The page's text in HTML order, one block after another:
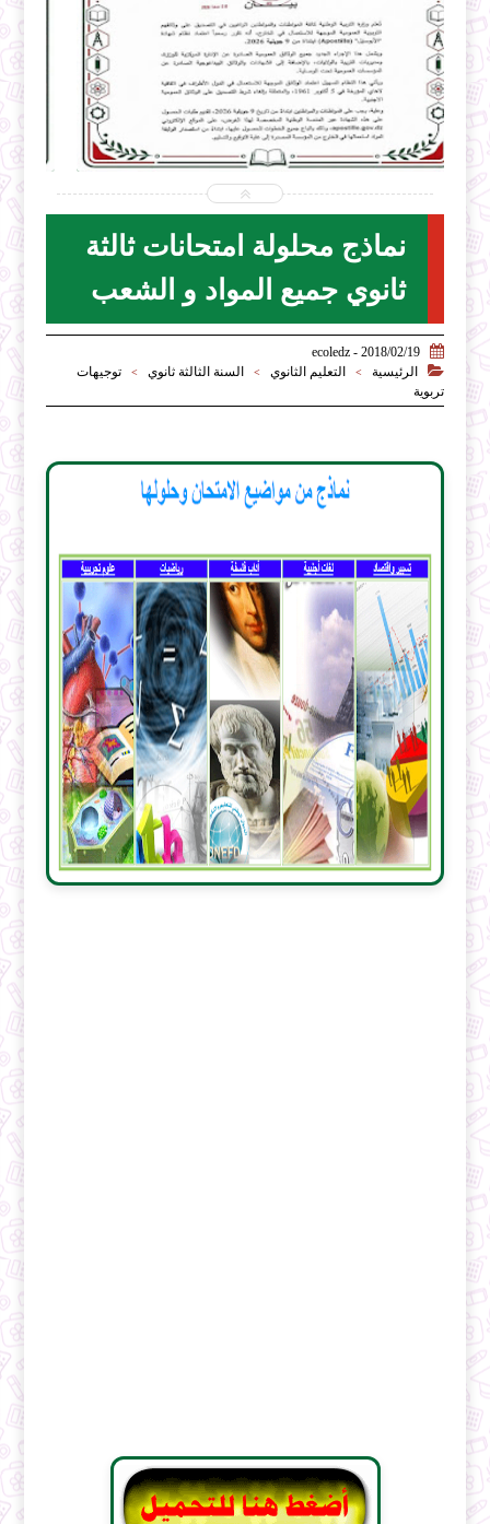
2026-07-28
ecoledz.net
نماذج محلولة امتحانات ثالثة
ثانوي جميع المواد و الشعب

2018/02/19 - ecoledz

الرئيسية > التعليم الثانوي > السنة الثالثة ثانوي >
توجيهات
تربوية